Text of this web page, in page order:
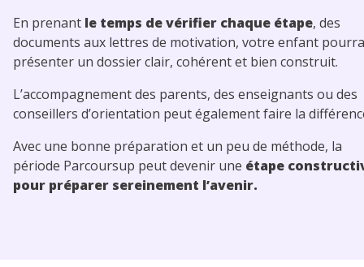
En prenant le temps de vérifier chaque étape, des
documents aux lettres de motivation, votre enfant pourra
présenter un dossier clair, cohérent et bien construit.
L’accompagnement des parents, des enseignants ou des
conseillers d’orientation peut également faire la
Avec une bonne préparation et un peu de méthode, la
période Parcoursup peut devenir une étape
pour préparer sereinement l’avenir.